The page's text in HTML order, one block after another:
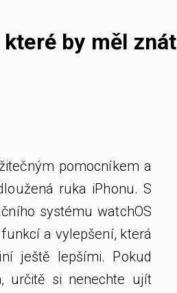
by měl znát
pomocníkem a
ruka iPhonu. S
systému watchOS
a vylepšení, která
ještě lepšími. Pokud
určitě si nenechte ujít